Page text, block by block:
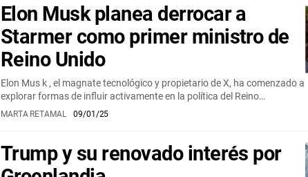
Elon Musk planea derrocar a
Starmer como primer ministro de
Reino Unido
Elon Mus k , el magnate tecnológico y propietario de X, ha comenzado a
explorar formas de influir activamente en la política del Reino…
MARTA RETAMAL 09/01/25
Trump y su renovado interés por